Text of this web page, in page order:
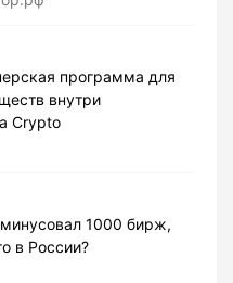
программа для
внутри
Crypto
1000 бирж,
в России?